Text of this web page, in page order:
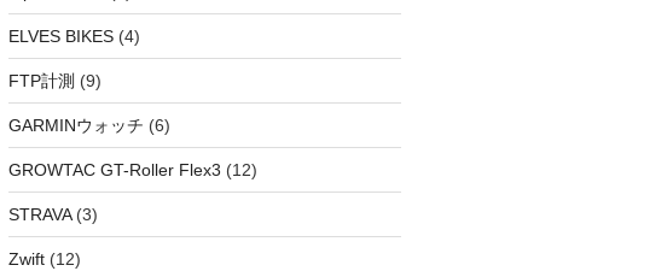
ELVES BIKES(4)
FTP計測 (9)
GARMINウォッチ (6)
GROWTAC GT-Roller Flex3 (12)
STRAVA(3)
Zwift(12)